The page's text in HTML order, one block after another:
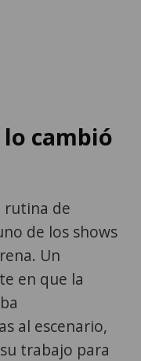
cambió
rutina de
de los shows
Un
en que la
al escenario,
trabajo para